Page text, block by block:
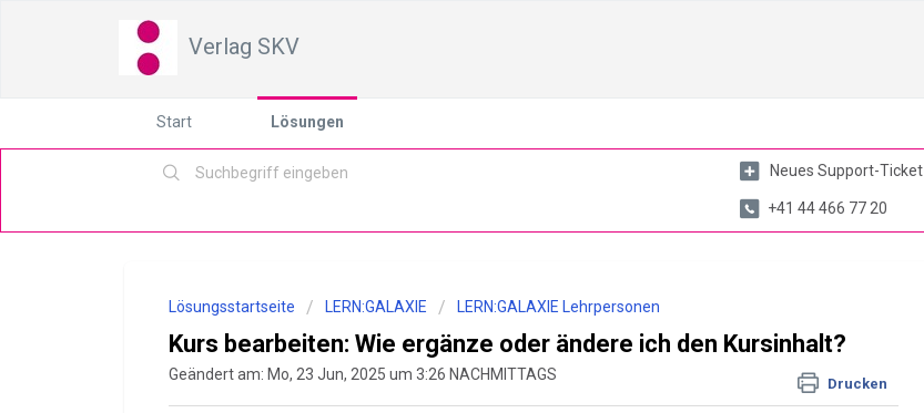
Verlag SKV
Start Lösungen
Neues Support-Ticket
+41 44 466 77 20
Lösungsstartseite LERN:GALAXIE LERN:GALAXIE Lehrpersonen
Kurs bearbeiten: Wie ergänze oder ändere ich den Kursinhalt?
Drucken
Geändert am: Mo, 23 Jun, 2025 um 3:26 NACHMITTAGS